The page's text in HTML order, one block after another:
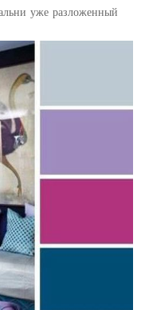
уже разложенный